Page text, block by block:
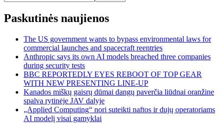
Paskutinės naujienos
The US government wants to bypass environmental laws for
commercial launches and spacecraft reentries
Anthropic says its own AI models breached three companies
during security tests
BBC REPORTEDLY EYES REBOOT OF TOP GEAR
WITH NEW PRESENTING LINE-UP
Kanados miškų gaisrų dūmai dangų paverčia liūdnai oranžine
spalva rytinėje JAV dalyje
„Applied Computing“ nori suteikti naftos ir dujų operatoriams
AI modelį visai gamyklai